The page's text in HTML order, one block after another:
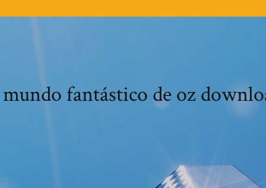
fantástico de oz